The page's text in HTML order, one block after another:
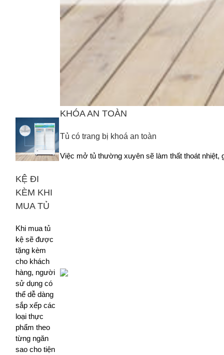
KHÓA AN TOÀN
Tủ có trang bị khoá an toàn
Việc mở tủ thường xuyên sẽ làm thất thoát nhiệt,
KỆ ĐI
KÈM KHI
MUA TỦ
Khi mua tủ
kệ sẽ được
tặng kèm
cho khách
hàng, người
sử dụng có
thể dễ dàng
sắp xếp các
loại thực
phẩm theo
từng ngăn
sao cho tiện